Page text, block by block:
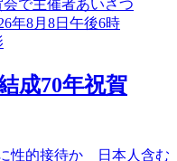
成70年祝賀
性的接待か 日本人含む